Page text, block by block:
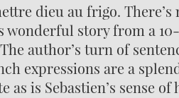
dieu au frigo. There’s
wonderful story from a
author’s turn of
expressions are a
as is Sebastien’s sense of